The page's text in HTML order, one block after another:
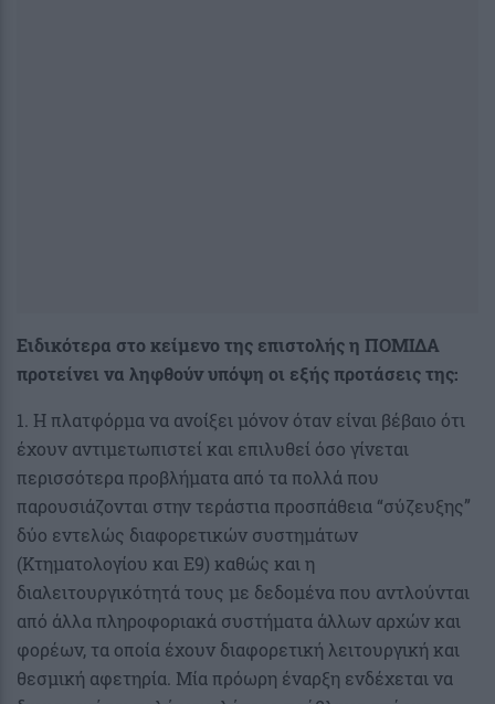
Ειδικότερα στο κείμενο της επιστολής η ΠΟΜΙΔΑ
προτείνει να ληφθούν υπόψη οι εξής προτάσεις της:
1. Η πλατφόρμα να ανοίξει μόνον όταν είναι βέβαιο ότι
έχουν αντιμετωπιστεί και επιλυθεί όσο γίνεται
περισσότερα προβλήματα από τα πολλά που
παρουσιάζονται στην τεράστια προσπάθεια “σύζευξης”
δύο εντελώς διαφορετικών συστημάτων
(Κτηματολογίου και Ε9) καθώς και η
διαλειτουργικότητά τους με δεδομένα που αντλούνται
από άλλα πληροφοριακά συστήματα άλλων αρχών και
φορέων, τα οποία έχουν διαφορετική λειτουργική και
θεσμική αφετηρία. Μία πρόωρη έναρξη ενδέχεται να